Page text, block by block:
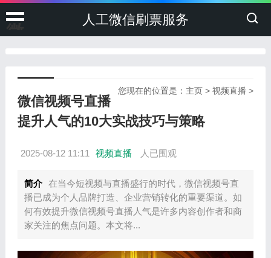
微
票
人工微信刷票服务
您现在的位置是： 主页 >视频直播 >
微信视频号直播
提升人气的10大实战技巧与策略
2025-08-12 11:11 视频直播 人已围观
简介 在当今短视频与直播盛行的时代，微信视频号直
播已成为个人品牌打造、企业营销转化的重要渠道。如
何有效提升微信视频号直播人气是许多内容创作者和商
家关注的焦点问题。本文将...